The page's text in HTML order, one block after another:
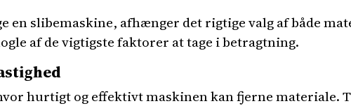
en slibemaskine, afhænger det rigtige valg af både
af de vigtigste faktorer at tage i betragtning.
hurtigt og effektivt maskinen kan fjerne materiale.